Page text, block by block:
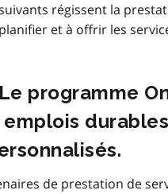
régissent la
et à offrir les
programme
de prestation de